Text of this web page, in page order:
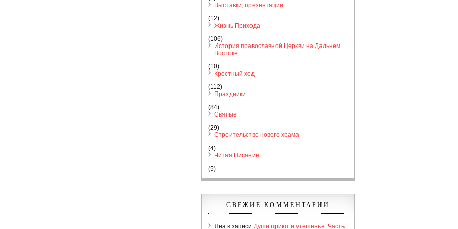
Выставки, презентации
(12)
Жизнь Прихода
(106)
История православной Церкви на Дальнем
Востоке
(10)
Крестный ход
(112)
Праздники
(84)
Святые
(29)
Строительство нового храма
(4)
Читая Писание
(5)
СВЕЖИЕ КОММЕНТАРИИ
Яна к записи Души приют и утешенье. Часть